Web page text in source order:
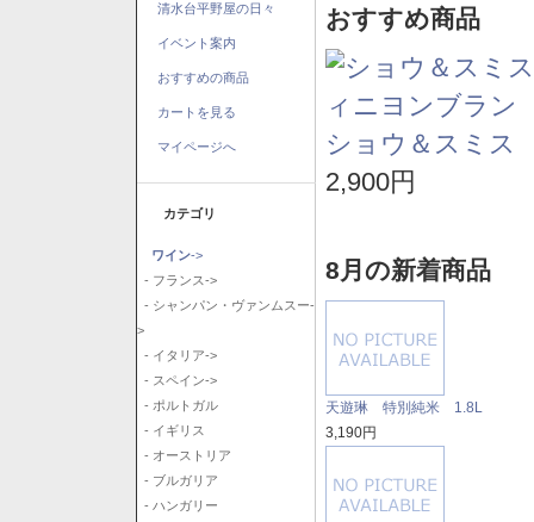
清水台平野屋の日々
イベント案内
おすすめの商品
カートを見る
マイページへ
カテゴリ
ワイン->
- フランス->
- シャンパン・ヴァンムスー-
>
- イタリア->
- スペイン->
- ポルトガル
- イギリス
- オーストリア
- ブルガリア
- ハンガリー
おすすめ商品
ショウ＆スミ
2,900円
8月の新着商品
天遊琳 特別純米 1.8L
3,190円